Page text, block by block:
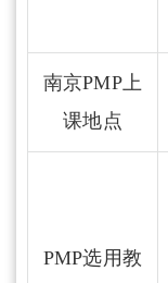
南京PMP上
课地点
PMP选用教